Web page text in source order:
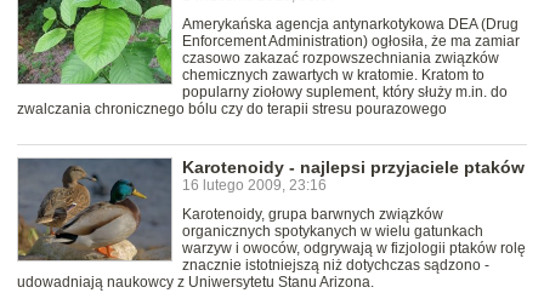
Amerykańska agencja antynarkotykowa DEA (Drug
Enforcement Administration) ogłosiła, że ma zamiar
czasowo zakazać rozpowszechniania związków
chemicznych zawartych w kratomie. Kratom to
popularny ziołowy suplement, który służy m.in. do
zwalczania chronicznego bólu czy do terapii stresu pourazowego
Karotenoidy - najlepsi przyjaciele ptaków
16 lutego 2009, 23:16
Karotenoidy, grupa barwnych związków
organicznych spotykanych w wielu gatunkach
warzyw i owoców, odgrywają w fizjologii ptaków rolę
znacznie istotniejszą niż dotychczas sądzono -
udowadniają naukowcy z Uniwersytetu Stanu Arizona.